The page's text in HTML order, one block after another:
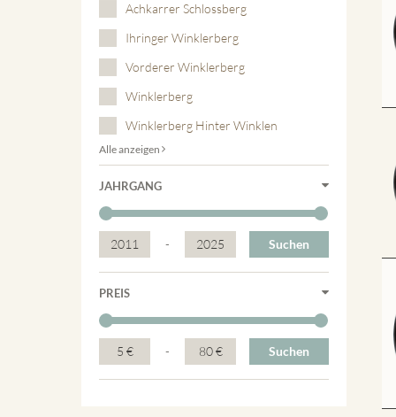
Achkarrer Schlossberg
Ihringer Winklerberg
Vorderer Winklerberg
Winklerberg
Winklerberg Hinter Winklen
Alle anzeigen
JAHRGANG
2011 - 2025 Suchen
PREIS
5 € - 80 € Suchen